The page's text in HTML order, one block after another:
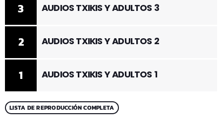
1 AUDIOS TXIKIS Y ADULTOS 1
2 AUDIOS TXIKIS Y ADULTOS 2
3 AUDIOS TXIKIS Y ADULTOS 3
LISTA DE REPRODUCCIÓN COMPLETA